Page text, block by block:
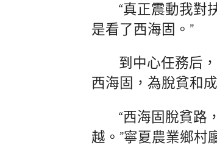
“真正震動我對
是看了西海固。”
到中心任務后
西海固，為脫貧和
“西海固脫貧路
越。”寧夏農業鄉村